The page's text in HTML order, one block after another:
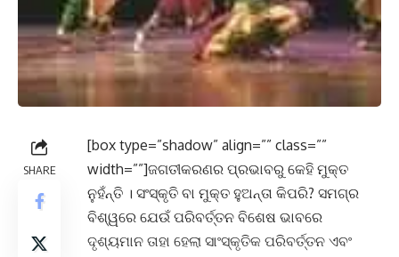
SHARE
[box type=”shadow” align=”” class=””
width=””]ଜଗତୀକରଣର ପ୍ରଭାବରୁ କେହି ମୁକ୍ତ
ନୁହଁନ୍ତି । ସଂସ୍କୃତି ବା ମୁକ୍ତ ହୁଅନ୍ତା କିପରି? ସମଗ୍ର
ବିଶ୍ୱରେ ଯେଉଁ ପରିବର୍ତ୍ତନ ବିଶେଷ ଭାବରେ
ଦୃଶ୍ୟମାନ ତାହା ହେଲା ସାଂସ୍କୃତିକ ପରିବର୍ତ୍ତନ ଏବଂ